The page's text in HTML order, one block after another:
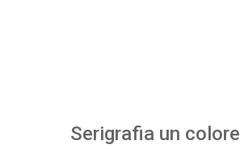
Serigrafia un colore